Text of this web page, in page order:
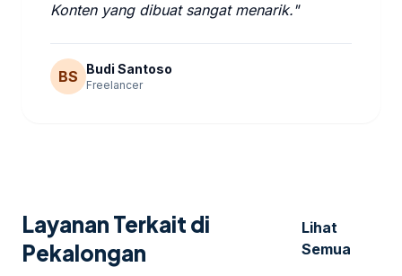
Konten yang dibuat sangat menarik."
BS Budi Santoso
Freelancer
Layanan Terkait di
Pekalongan
Lihat
Semua